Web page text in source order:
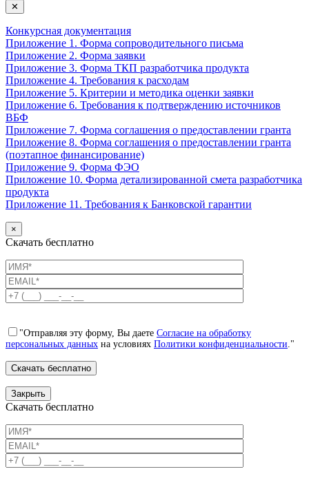
✕
Конкурсная документация
Приложение 1. Форма сопроводительного письма
Приложение 2. Форма заявки
Приложение 3. Форма ТКП разработчика продукта
Приложение 4. Требования к расходам
Приложение 5. Критерии и методика оценки заявки
Приложение 6. Требования к подтверждению источников
ВБФ
Приложение 7. Форма соглашения о предоставлении гранта
Приложение 8. Форма соглашения о предоставлении гранта
(поэтапное финансирование)
Приложение 9. Форма ФЭО
Приложение 10. Форма детализированной смета разработчика
продукта
Приложение 11. Требования к Банковской гарантии
×
Скачать бесплатно
"Отправляя эту форму, Вы даете Согласие на обработку
персональных данных на условиях Политики конфиденциальности ."
Закрыть
Скачать бесплатно